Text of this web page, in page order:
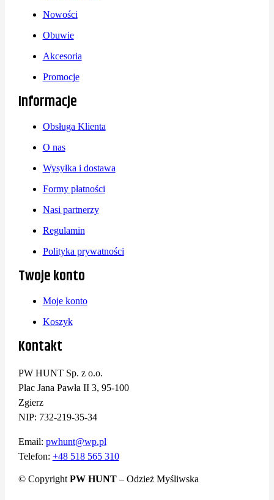
Nowości
Obuwie
Akcesoria
Promocje
Informacje
Obsługa Klienta
O nas
Wysyłka i dostawa
Formy płatności
Nasi partnerzy
Regulamin
Polityka prywatności
Twoje konto
Moje konto
Koszyk
Kontakt
PW HUNT Sp. z o.o.
Plac Jana Pawła II 3, 95-100
Zgierz
NIP: 732-219-35-34
Email: pwhunt@wp.pl
Telefon: +48 518 565 310
© Copyright PW HUNT– Odzież Myśliwska